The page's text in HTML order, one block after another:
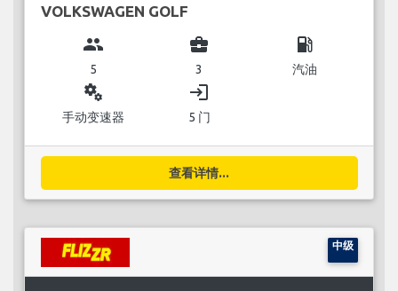
VOLKSWAGEN GOLF
group
5
business_center
3
local_gas_station
汽油
miscellaneous_services
手动变速器
login
5 门
查看详情...
中级